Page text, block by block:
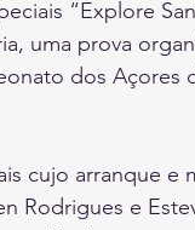
“Explore
uma prova
dos Açores
cujo arranque e
Rodrigues e